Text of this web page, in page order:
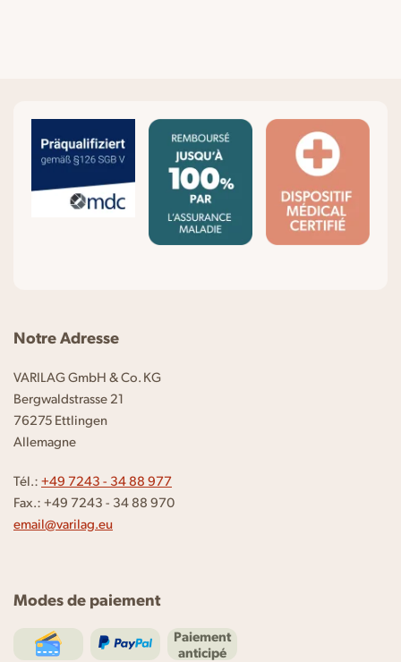
Notre Adresse
VARILAG GmbH & Co. KG
Bergwaldstrasse 21
76275 Ettlingen
Allemagne
Tél.: +49 7243 - 34 88 977
Fax.: +49 7243 - 34 88 970
email@varilag.eu
Modes de paiement
Paiement
anticipé